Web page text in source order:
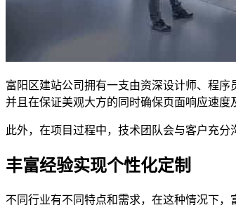
富阳区建站公司拥有一支由资深设计师、程
并且在保证美观大方的同时确保页面响应速度
此外，在项目过程中，技术团队会与客户充
丰富经验实现个性化定制
不同行业有不同特点和需求，在这种情况下